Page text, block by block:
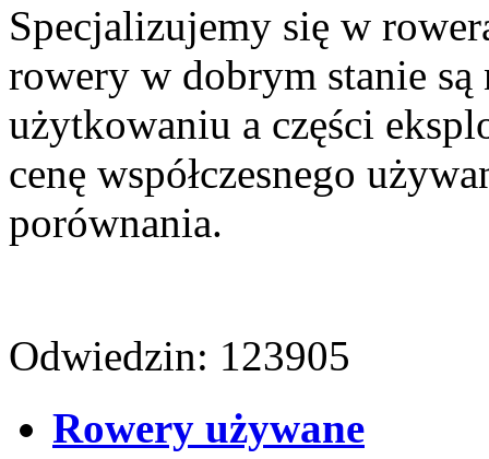
Specjalizujemy się w
rowery w dobrym stanie
użytkowaniu a części
cenę współczesnego
porównania.
Odwiedzin: 123905
Rowery używane